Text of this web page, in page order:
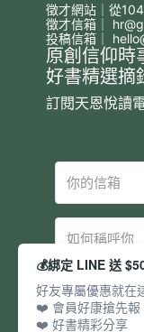
徵才網站｜從
徵才信箱｜
投稿信箱｜
原創信仰時
好書精選摘
訂閱天恩悅讀
💰綁定 LINE 送
好友專屬優惠就在
❤️ 會員好康搶先報
❤️ 好書精彩分享